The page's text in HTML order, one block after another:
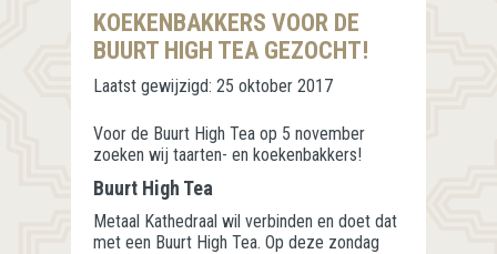
KOEKENBAKKERS VOOR DE
BUURT HIGH TEA GEZOCHT!
Laatst gewijzigd: 25 oktober 2017
Voor de Buurt High Tea op 5 november
zoeken wij taarten- en koekenbakkers!
Buurt High Tea
Metaal Kathedraal wil verbinden en doet dat
met een Buurt High Tea. Op deze zondag